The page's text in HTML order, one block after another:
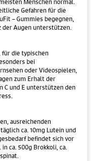
Gefahren für die
– Gummies begegnen,
Augen unterstützen.
für die typischen
bei
oder Videospielen,
zum Erhalt der
C und E unterstützen den
ausreichenden
ca. 10mg Lutein und
befindet sich vor
ca. 500g Brokkoli, ca.